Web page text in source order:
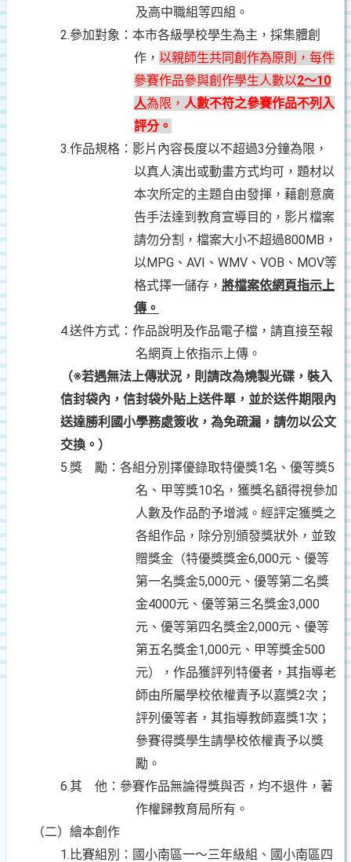
及高中職組等四組。
2.參加對象：本市各級學校學生為主，採集體創
作， 以親師生共同創作為原則，每件
參賽作品參與創作學生人數以2～10
人為限， 人數不符之參賽作品不列入
評分。
3.作品規格：影片內容長度以不超過3分鐘為限，
以真人演出或動畫方式均可，題材以
本次所定的主題自由發揮，藉創意廣
告手法達到教育宣導目的，影片檔案
請勿分割，檔案大小不超過800MB，
以MPG、AVI、WMV、VOB、MOV等
格式擇一儲存， 將檔案依網頁指示上
傳。
4.送件方式：作品說明及作品電子檔，請直接至報
名網頁上依指示上傳。
（※若遇無法上傳狀況，則請改為燒製光碟，裝入
信封袋內，信封袋外貼上送件單，並於送件期限內
送達勝利國小學務處簽收，為免疏漏，請勿以公文
交換。）
5.獎
勵：各組分別擇優錄取特優獎1名、優等獎5
名、甲等獎10名，獲獎名額得視參加
人數及作品酌予增減。經評定獲獎之
各組作品，除分別頒發獎狀外，並致
贈獎金（特優獎獎金6,000元、優等
第一名獎金5,000元、優等第二名獎
金4000元、優等第三名獎金3,000
元、優等第四名獎金2,000元、優等
第五名獎金1,000元、甲等獎金500
元），作品獲評列特優者，其指導老
師由所屬學校依權責予以嘉獎2次；
評列優等者，其指導教師嘉獎1次；
參賽得獎學生請學校依權責予以獎
勵。
6.其
他：參賽作品無論得獎與否，均不退件，著
作權歸教育局所有。
（二）繪本創作
1.比賽組別：國小南區一～三年級組、國小南區四